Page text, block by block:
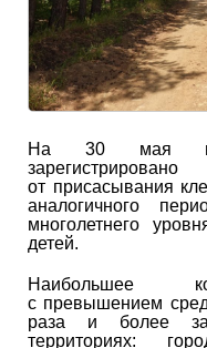
На 30 мая в
от присасывания
аналогичного
многолетнего
детей.
Наибольшее
с превышением
раза и более
территориях: